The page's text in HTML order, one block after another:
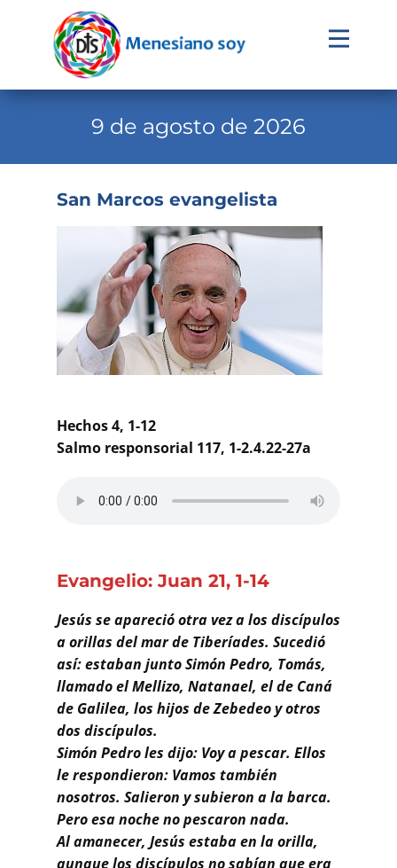
Evangelio
Familia Menesiana
Pastoral Vocacional
Recursos
Contacto
9 de agosto de 2026
San Marcos evangelista
Hechos 4, 1-12
Salmo responsorial 117, 1-2.4.22-27a
Evangelio: Juan 21, 1-14
Jesús se apareció otra vez a los discípulos
a orillas del mar de Tiberíades. Sucedió
así: estaban junto Simón Pedro, Tomás,
llamado el Mellizo, Natanael, el de Caná
de Galilea, los hijos de Zebedeo y otros
dos discípulos.
Simón Pedro les dijo: Voy a pescar. Ellos
le respondieron: Vamos también
nosotros. Salieron y subieron a la barca.
Pero esa noche no pescaron nada.
Al amanecer, Jesús estaba en la orilla,
aunque los discípulos no sabían que era